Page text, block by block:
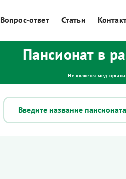
Вопрос-ответ Статьи
Пансионат в
Не является мед.